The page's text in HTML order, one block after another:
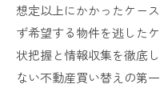
想定以上にかかったケー
ず希望する物件を逃した
状把握と情報収集を徹底
ない不動産買い替えの第一